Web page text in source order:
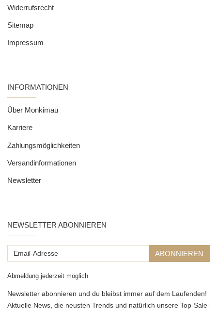
Widerrufsrecht
Sitemap
Impressum
INFORMATIONEN
Über Monkimau
Karriere
Zahlungsmöglichkeiten
Versandinformationen
Newsletter
NEWSLETTER ABONNIEREN
Email-
ABONNIEREN
Abmeldung jederzeit möglich
Newsletter abonnieren und du bleibst immer auf dem Laufenden!
Aktuelle News, die neusten Trends und natürlich unsere Top-Sale-